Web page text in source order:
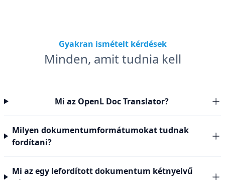
Gyakran ismételt kérdések
Minden, amit tudnia kell
Mi az OpenL Doc Translator?
Milyen dokumentumformátumokat tudnak
fordítani?
Mi az egy lefordított dokumentum kétnyelvű